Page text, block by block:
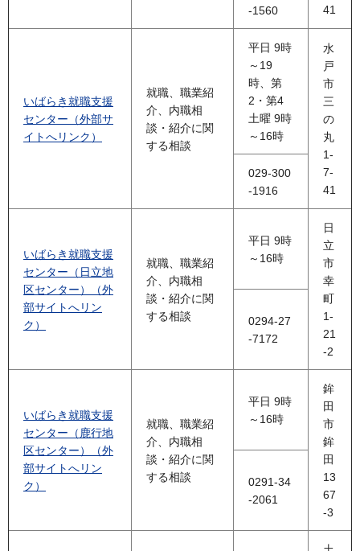
41
-1560
いばらき就職支援
センター（外部サ
イトへリンク）
就職、職業紹
介、内職相
談・紹介に関
する相談
平日 9時
～19
時、第
2・第4
土曜 9時
～16時
水
戸
市
三
の
丸
1-
7-
41
029-300
-1916
いばらき就職支援
センター（日立地
区センター）（外
部サイトへリン
ク）
就職、職業紹
介、内職相
談・紹介に関
する相談
平日 9時
～16時
日
立
市
幸
町
1-
21
-2
0294-27
-7172
いばらき就職支援
センター（鹿行地
区センター）（外
部サイトへリン
ク）
就職、職業紹
介、内職相
談・紹介に関
する相談
平日 9時
～16時
鉾
田
市
鉾
田
13
67
-3
0291-34
-2061